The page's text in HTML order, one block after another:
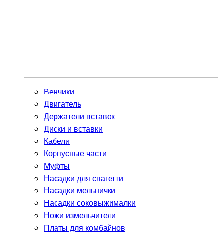
Венчики
Двигатель
Держатели вставок
Диски и вставки
Кабели
Корпусные части
Муфты
Насадки для спагетти
Насадки мельнички
Насадки соковыжималки
Ножи измельчители
Платы для комбайнов